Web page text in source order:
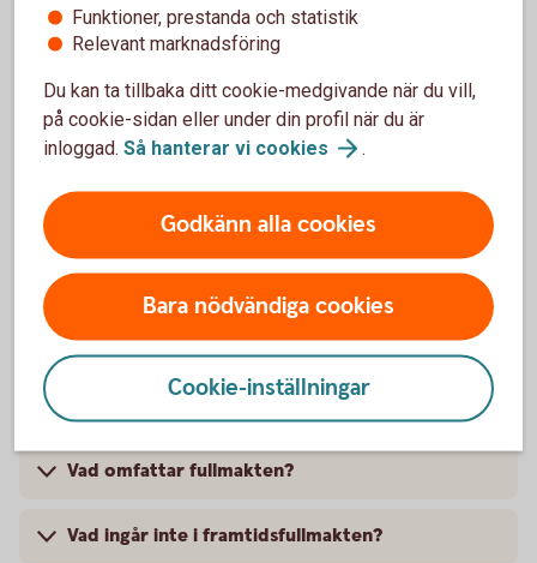
om den som givit fullmakten (fullmaktsgivaren) har
tappat sin förmåga att fatta självständiga beslut.
Därför är det klokt att gardera sig med en
framtidsfullmakt, som börjar gälla när du inte längre
är kapabel att fatta beslut.
Frågor och svar om
framtidsfullmakt
Vad omfattar fullmakten?
Vad ingår inte i framtidsfullmakten?
Funktioner, prestanda och statistik
Relevant marknadsföring
Du kan ta tillbaka ditt cookie-medgivande när du vill,
på cookie-sidan eller under din profil när du är
inloggad. Så hanterar vi cookies .
Godkänn alla cookies
Bara nödvändiga cookies
Cookie-inställningar